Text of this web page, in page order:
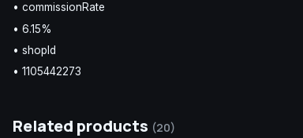
• commissionRate
• 6.15%
• shopId
• 1105442273
Related products (20)